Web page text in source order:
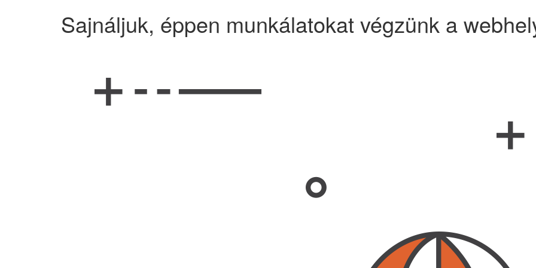
Sajnáljuk, éppen munkálatokat végzünk a